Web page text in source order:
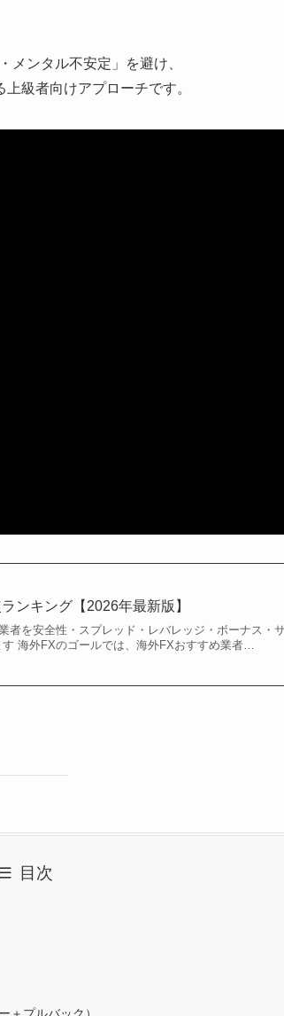
メンタル不安定」を避け、
上級者向けアプローチです。
ンキング【2026年最新版】
者を安全性・スプレッド・レバレッジ・ボーナス・
海外FXのゴールでは、海外FXおすすめ業者…
目次
＋プルバック）